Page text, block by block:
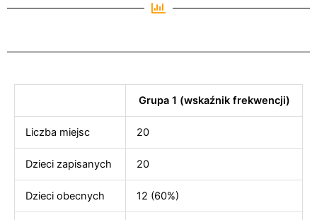
Grupa 1 (wskaźnik frekwencji)
Liczba miejsc 20
Dzieci zapisanych 20
Dzieci obecnych 12 (60%)